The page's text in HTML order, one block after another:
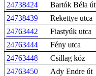
24738424
Bartók Béla út
24738439
Rekettye utca
24763442
Fiastyúk utca
24763444
Fény utca
24763448
Csillag köz
24763450
Ady Endre út